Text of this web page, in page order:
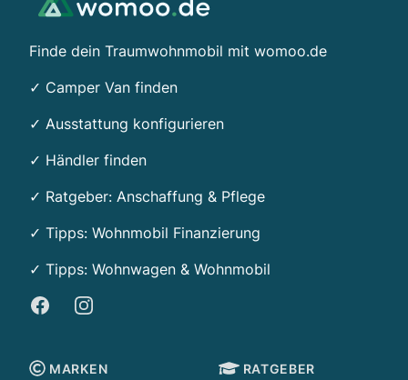
Finde dein Traumwohnmobil mit womoo.de
✓ Camper Van finden
✓ Ausstattung konfigurieren
✓ Händler finden
✓ Ratgeber: Anschaffung & Pflege
✓ Tipps: Wohnmobil Finanzierung
✓ Tipps: Wohnwagen & Wohnmobil
FacebookInstagram
MARKEN RATGEBER